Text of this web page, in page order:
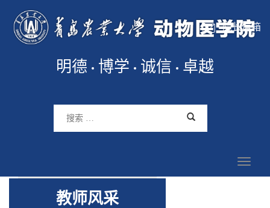
院长信箱
明德 博学 诚信 卓越
教师风采